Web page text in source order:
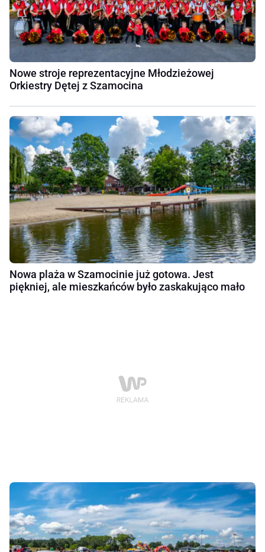
Nowe stroje reprezentacyjne Młodzieżowej
Orkiestry Dętej z Szamocina
Nowa plaża w Szamocinie już gotowa. Jest
piękniej, ale mieszkańców było zaskakująco mało